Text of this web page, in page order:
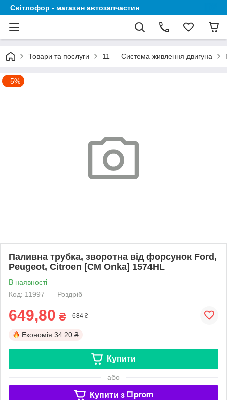
Світлофор - магазин автозапчастин
Товари та послуги 11 — Система живлення двигуна
–5%
Паливна трубка, зворотна від форсунок Ford,
Peugeot, Citroen [СМ Onka] 1574HL
В наявності
Код: 11997
Роздріб
649,80 ₴ 684 ₴
Економія 34.20 ₴
Купити
або
Купити з